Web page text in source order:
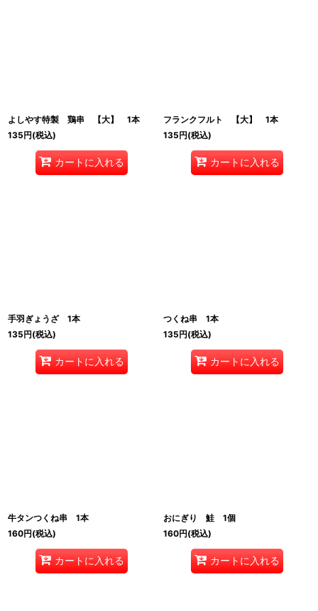
よしやす特製 鶏串 【大】 1本
135円(税込)
カートに入れる
フランクフルト 【大】 1本
135円(税込)
カートに入れる
手羽ぎょうざ 1本
135円(税込)
カートに入れる
つくね串 1本
135円(税込)
カートに入れる
牛タンつくね串 1本
160円(税込)
カートに入れる
おにぎり 鮭 1個
160円(税込)
カートに入れる